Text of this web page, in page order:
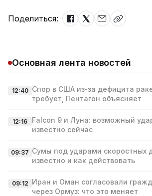
Поделиться:
Основная лента новостей
12:40 Спор в США из‑за дефицита
требует, Пентагон объясняет
12:16
Falcon 9 и Луна: возможный
известно сейчас
09:37 Сумы под ударами скоростных
известно и как действовать
09:12 Иран и Оман согласовали
через Ормуз: что это меняет